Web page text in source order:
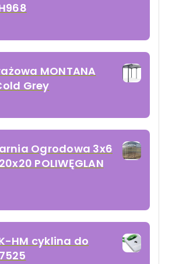
MONTANA
Grey
Ogrodowa 3x6
POLIWĘGLAN
HM cyklina do